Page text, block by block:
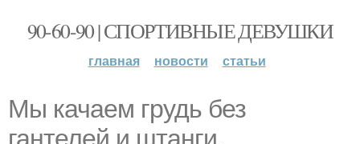
90-60-90 | СПОРТИВНЫЕ ДЕВУШКИ
главная новости статьи
Мы качаем грудь без